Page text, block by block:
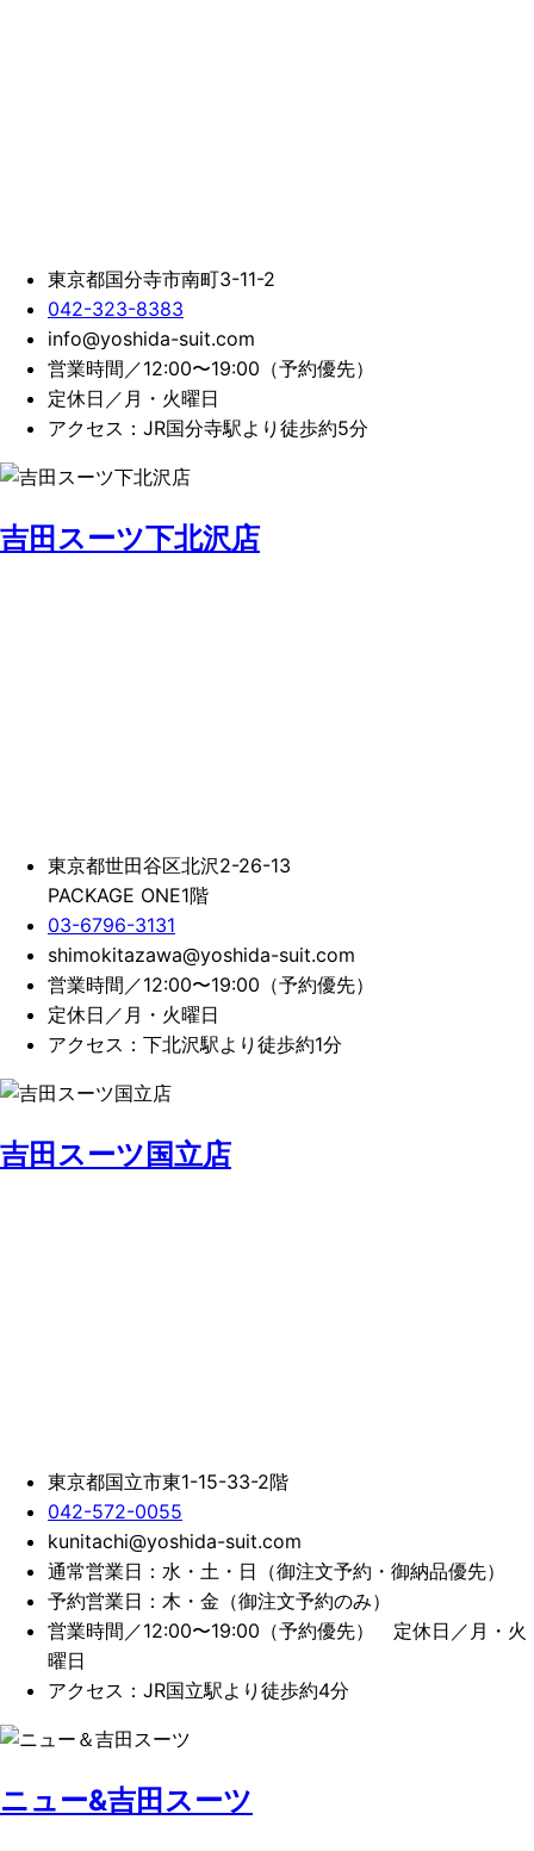
東京都国分寺市南町3-11-2
042-323-8383
info@yoshida-suit.com
営業時間／12:00〜19:00（予約優先）
定休日／月・火曜日
アクセス：JR国分寺駅より徒歩約5分
吉田スーツ下北沢店
東京都世田谷区北沢2-26-13
PACKAGE ONE1階
03-6796-3131
shimokitazawa@yoshida-suit.com
営業時間／12:00〜19:00（予約優先）
定休日／月・火曜日
アクセス：下北沢駅より徒歩約1分
吉田スーツ国立店
東京都国立市東1-15-33-2階
042-572-0055
kunitachi@yoshida-suit.com
通常営業日：水・土・日（御注文予約・御納品優先）
予約営業日：木・金（御注文予約のみ）
営業時間／12:00〜19:00（予約優先） 定休日／月・火
曜日
アクセス：JR国立駅より徒歩約4分
ニュー&吉田スーツ